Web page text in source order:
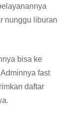
nunggu liburan
bisa ke
fast
daftar